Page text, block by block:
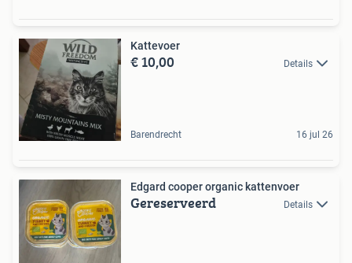
Kattevoer
€ 10,00 Details
Barendrecht 16 jul 26
Edgard cooper organic kattenvoer
Gereserveerd Details